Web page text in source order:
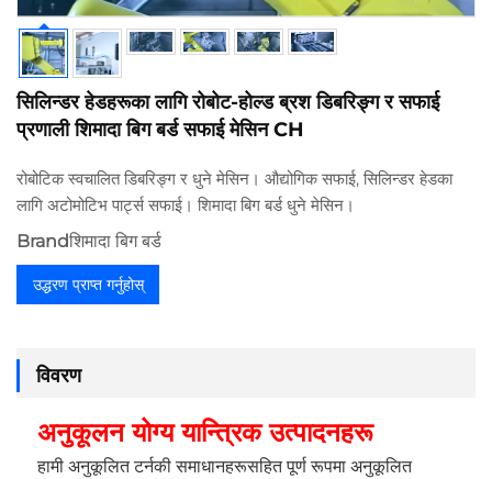
सिलिन्डर हेडहरूका लागि रोबोट-होल्ड ब्रश डिबरिङ्ग र सफाई
प्रणाली शिमादा बिग बर्ड सफाई मेसिन CH
रोबोटिक स्वचालित डिबरिङ्ग र धुने मेसिन। औद्योगिक सफाई, सिलिन्डर हेडका
लागि अटोमोटिभ पार्ट्स सफाई। शिमादा बिग बर्ड धुने मेसिन।
Brandशिमादा बिग बर्ड
उद्धरण प्राप्त गर्नुहोस्
विवरण
अनुकूलन योग्य यान्त्रिक उत्पादनहरू
हामी अनुकूलित टर्नकी समाधानहरूसहित पूर्ण रूपमा अनुकूलित